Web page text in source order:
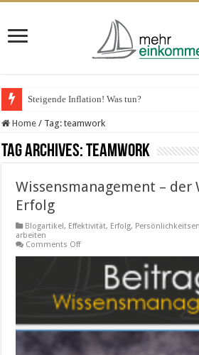
Steigende Inflation! Was tun?
Home / Tag:teamwork
Tag Archives:teamwork
Wissensmanagement – der
Erfolg
Blogartikel, Effektivität, Erfolg,
arbeiten
Comments Offon
mehr
Erfolg